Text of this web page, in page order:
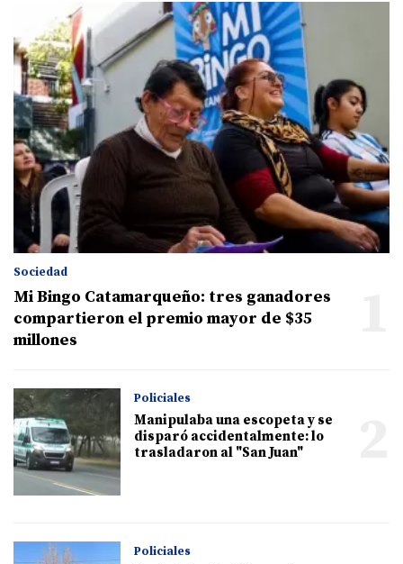
Sociedad
Mi Bingo Catamarqueño: tres ganadores
compartieron el premio mayor de $35
millones
Policiales
Manipulaba una escopeta y se
disparó accidentalmente: lo
trasladaron al "San Juan"
Policiales